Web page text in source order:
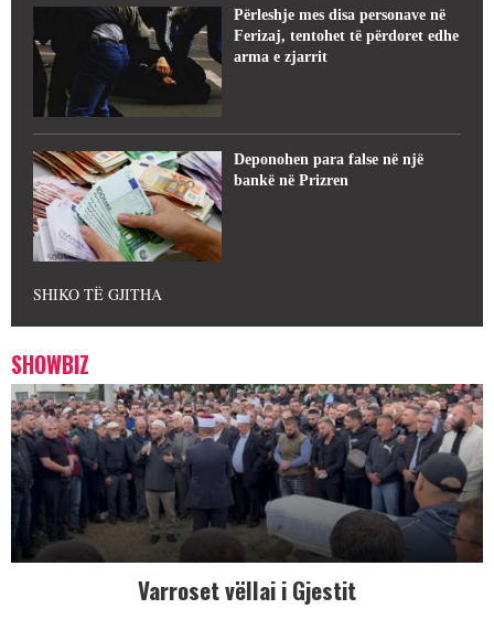
Përleshje mes disa personave në
Ferizaj, tentohet të përdoret edhe
arma e zjarrit
Deponohen para false në një
bankë në Prizren
SHIKO TË GJITHA
SHOWBIZ
Varroset vëllai i Gjestit